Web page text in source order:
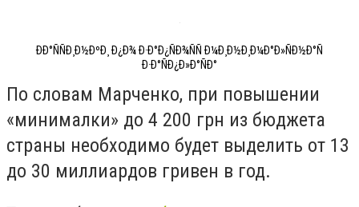
ÐÐ°ÑÑÐ¸Ð½ÐºÐ¸ Ð¿Ð¾ Ð·Ð°Ð¿ÑÐ¾ÑÑ Ð¼Ð¸Ð½Ð¸Ð¼Ð°Ð»ÑÐ½Ð°Ñ
Ð·Ð°ÑÐ¿Ð»Ð°ÑÐ°
По словам Марченко, при повышении
«минималки» до 4 200 грн из бюджета
страны необходимо будет выделить от 13
до 30 миллиардов гривен в год.